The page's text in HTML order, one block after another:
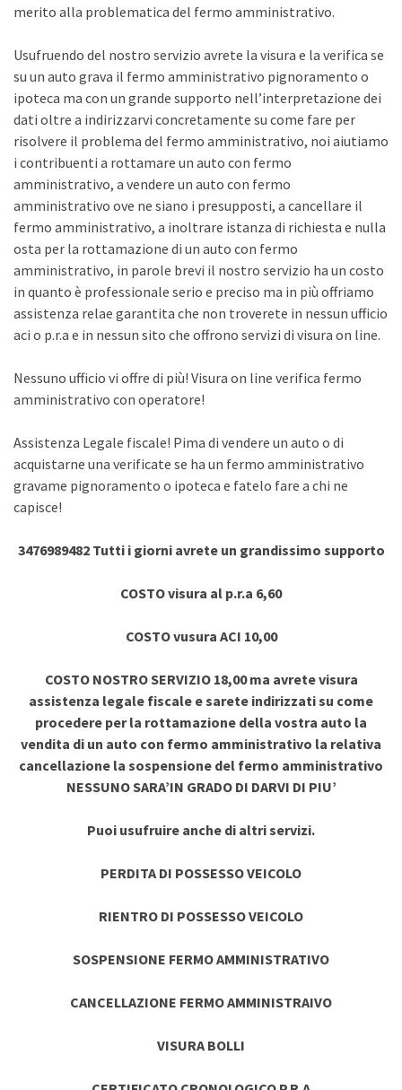
merito alla problematica del fermo amministrativo.
Usufruendo del nostro servizio avrete la visura e la verifica se
su un auto grava il fermo amministrativo pignoramento o
ipoteca ma con un grande supporto nell’interpretazione dei
dati oltre a indirizzarvi concretamente su come fare per
risolvere il problema del fermo amministrativo, noi aiutiamo
i contribuenti a rottamare un auto con fermo
amministrativo, a vendere un auto con fermo
amministrativo ove ne siano i presupposti, a cancellare il
fermo amministrativo, a inoltrare istanza di richiesta e nulla
osta per la rottamazione di un auto con fermo
amministrativo, in parole brevi il nostro servizio ha un costo
in quanto è professionale serio e preciso ma in più offriamo
assistenza relae garantita che non troverete in nessun ufficio
aci o p.r.a e in nessun sito che offrono servizi di visura on line.
Nessuno ufficio vi offre di più! Visura on line verifica fermo
amministrativo con operatore!
Assistenza Legale fiscale! Pima di vendere un auto o di
acquistarne una verificate se ha un fermo amministrativo
gravame pignoramento o ipoteca e fatelo fare a chi ne
capisce!
3476989482 Tutti i giorni avrete un grandissimo supporto
COSTO visura al p.r.a 6,60
COSTO vusura ACI 10,00
COSTO NOSTRO SERVIZIO 18,00 ma avrete visura
assistenza legale fiscale e sarete indirizzati su come
procedere per la rottamazione della vostra auto la
vendita di un auto con fermo amministrativo la relativa
cancellazione la sospensione del fermo amministrativo
NESSUNO SARA’IN GRADO DI DARVI DI PIU’
Puoi usufruire anche di altri servizi.
PERDITA DI POSSESSO VEICOLO
RIENTRO DI POSSESSO VEICOLO
SOSPENSIONE FERMO AMMINISTRATIVO
CANCELLAZIONE FERMO AMMINISTRAIVO
VISURA BOLLI